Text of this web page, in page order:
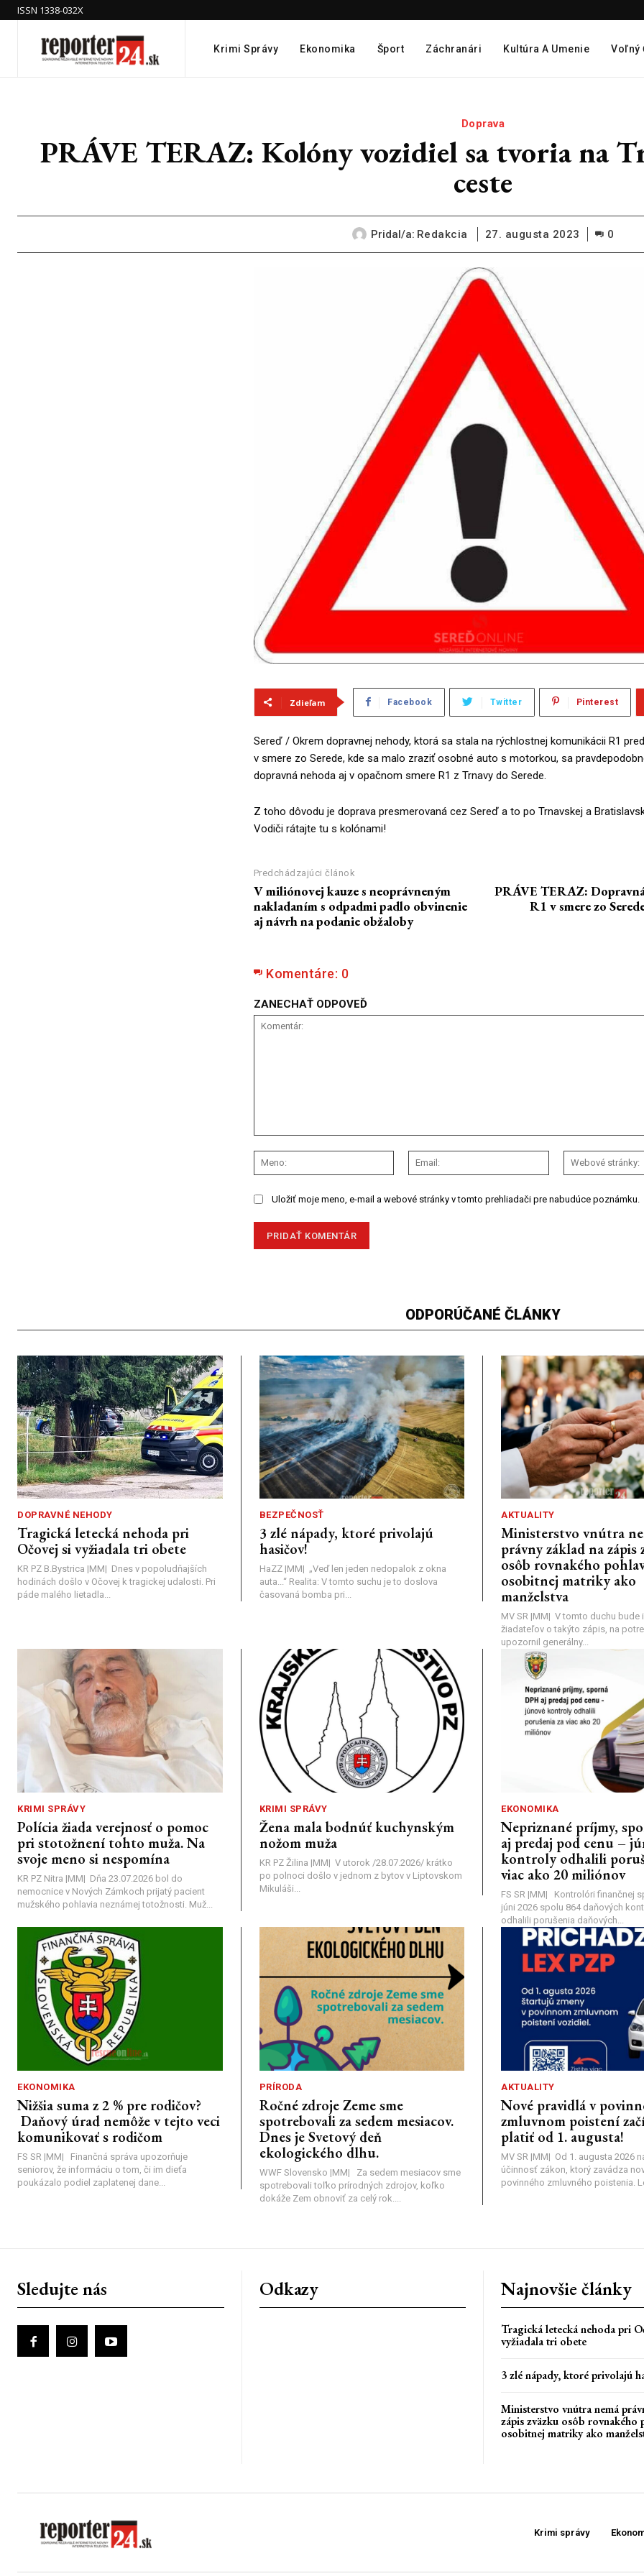
ISSN 1338-032X
Krimi Správy Ekonomika Šport Záchranári Kultúra A Umenie Voľný
Doprava
PRÁVE TERAZ: Kolóny vozidiel sa tvoria na
ceste
Pridal/a: Redakcia 27. augusta 2023 0
Zdieľam Facebook Twitter Pinterest
Sereď / Okrem dopravnej nehody, ktorá sa stala na rýchlostnej komunikácii R1
v smere zo Serede, kde sa malo zraziť osobné auto s motorkou, sa
dopravná nehoda aj v opačnom smere R1 z Trnavy do Serede.
Z toho dôvodu je doprava presmerovaná cez Sereď a to po Trnavskej a
Vodiči rátajte tu s kolónami!
Predchádzajúci článok
V miliónovej kauze s neoprávneným
nakladaním s odpadmi padlo obvinenie
aj návrh na podanie obžaloby
PRÁVE TERAZ:
R1 v smere zo
Komentáre: 0
ZANECHAŤ ODPOVEĎ
Meno:
Email:
Uložiť moje meno, e-mail a webové stránky v tomto prehliadači pre nabudúce poznámku.
ODPORÚČANÉ ČLÁNKY
DOPRAVNÉ NEHODY
Tragická letecká nehoda pri
Očovej si vyžiadala tri obete
KR PZ B.Bystrica |MM| Dnes v popoludňajších
hodinách došlo v Očovej k tragickej udalosti. Pri
páde malého lietadla...
BEZPEČNOSŤ
3 zlé nápady, ktoré privolajú
hasičov!
HaZZ |MM| ​„Veď len jeden nedopalok z okna
auta...“ ​Realita: V tomto suchu je to doslova
časovaná bomba pri...
AKTUALITY
Ministerstvo vnútra
právny základ na zápis
osôb rovnakého
osobitnej matriky ako
manželstva
MV SR |MM| V tomto duchu bude
žiadateľov o takýto zápis, na
upozornil generálny...
KRIMI SPRÁVY
Polícia žiada verejnosť o pomoc
pri stotožnení tohto muža. Na
svoje meno si nespomína
KR PZ Nitra |MM| Dňa 23.07.2026 bol do
nemocnice v Nových Zámkoch prijatý pacient
mužského pohlavia neznámej totožnosti. Muž...
KRIMI SPRÁVY
Žena mala bodnúť kuchynským
nožom muža
KR PZ Žilina |MM| V utorok /28.07.2026/ krátko
po polnoci došlo v jednom z bytov v Liptovskom
Mikuláši...
EKONOMIKA
Nepriznané príjmy,
aj predaj pod cenu –
kontroly odhalili
viac ako 20 miliónov
FS SR |MM| Kontrolóri finančnej
júni 2026 spolu 864 daňových
odhalili porušenia daňových...
EKONOMIKA
Nižšia suma z 2 % pre rodičov?
Daňový úrad nemôže v tejto veci
komunikovať s rodičom
FS SR |MM| Finančná správa upozorňuje
seniorov, že informáciu o tom, či im dieťa
poukázalo podiel zaplatenej dane...
PRÍRODA
Ročné zdroje Zeme sme
spotrebovali za sedem mesiacov.
Dnes je Svetový deň
ekologického dlhu.
WWF Slovensko |MM| Za sedem mesiacov sme
spotrebovali toľko prírodných zdrojov, koľko
dokáže Zem obnoviť za celý rok....
AKTUALITY
Nové pravidlá v
zmluvnom poistení
platiť od 1. augusta!
MV SR |MM| Od 1. augusta 2026
účinnosť zákon, ktorý zavádza
povinného zmluvného poistenia.
Sledujte nás Odkazy Najnovšie články
Tragická letecká nehoda pri
vyžiadala tri obete
3 zlé nápady, ktoré privolajú
Ministerstvo vnútra nemá
zápis zväzku osôb rovnakého
osobitnej matriky ako
Krimi správy